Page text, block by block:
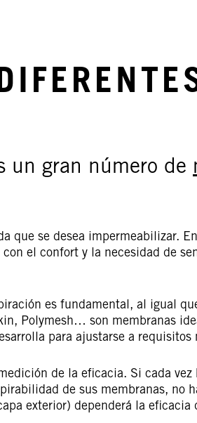
un gran número de
que se desea impermeabilizar.
el confort y la necesidad de
es fundamental, al igual
Polymesh… son membranas
para ajustarse a requisitos
de la eficacia. Si cada
de sus membranas, no
exterior) dependerá la eficacia